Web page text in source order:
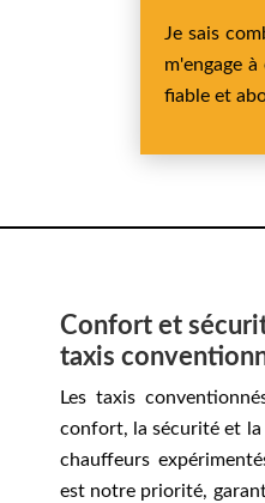
Je sais
m'engage
fiable et
Confort et
taxis
Les taxis
confort, la sécurité et la
chauffeurs
est notre priorité,